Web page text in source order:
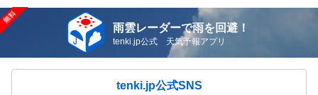
雨雲レーダーで雨を回避！
tenki.jp公式 天気予報アプリ
tenki.jp公式SNS